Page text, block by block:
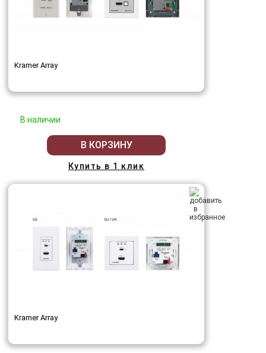
Kramer Array
В наличии
В КОРЗИНУ
Купить в 1 клик
Kramer Array